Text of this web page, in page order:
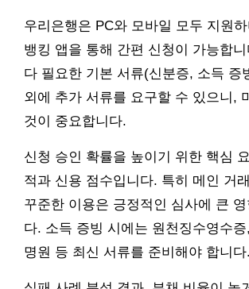
우리은행은 PC와 모바일 모두 지원
뱅킹 앱을 통해 간편 신청이 가능합
다 필요한 기본 서류(신분증, 소득 증
외에 추가 서류를 요구할 수 있으니,
것이 중요합니다.
신청 승인 확률을 높이기 위한 핵심
적과 신용 점수입니다. 특히 메인 거
꾸준한 이용은 긍정적인 심사에 큰 영
다. 소득 증빙 시에는 원천징수영수
명원 등 최신 서류를 준비해야 합니다.